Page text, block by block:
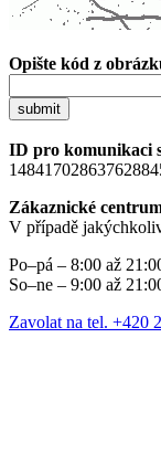
Opište kód z
submit
ID pro komunikaci
Zákaznické
V případě
Po–pá – 8:00 až
So–ne – 9:00 až
Zavolat na tel. +420